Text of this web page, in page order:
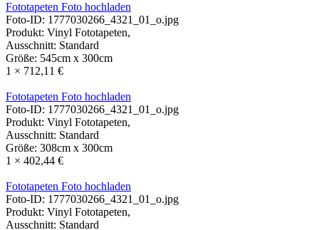
Fototapeten Foto hochladen
Foto-ID: 1777030266_4321_01_o.jpg
Produkt: Vinyl Fototapeten,
Ausschnitt: Standard
Größe: 545cm x 300cm
1 × 712,11 €
Fototapeten Foto hochladen
Foto-ID: 1777030266_4321_01_o.jpg
Produkt: Vinyl Fototapeten,
Ausschnitt: Standard
Größe: 308cm x 300cm
1 × 402,44 €
Fototapeten Foto hochladen
Foto-ID: 1777030266_4321_01_o.jpg
Produkt: Vinyl Fototapeten,
Ausschnitt: Standard